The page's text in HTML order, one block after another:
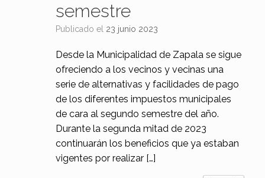
semestre
Publicado el 23 junio 2023
Desde la Municipalidad de Zapala se sigue
ofreciendo a los vecinos y vecinas una
serie de alternativas y facilidades de pago
de los diferentes impuestos municipales
de cara al segundo semestre del año.
Durante la segunda mitad de 2023
continuarán los beneficios que ya estaban
vigentes por realizar […]